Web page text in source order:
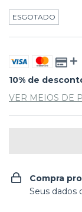
ESGOTADO
10% de
VER MEIOS DE
Compra
Seus dados